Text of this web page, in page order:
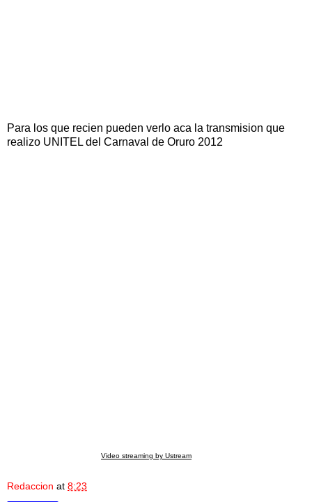
Para los que recien pueden verlo aca la transmision que
realizo UNITEL del Carnaval de Oruro 2012
Video streaming by Ustream
Redaccion at 8:23